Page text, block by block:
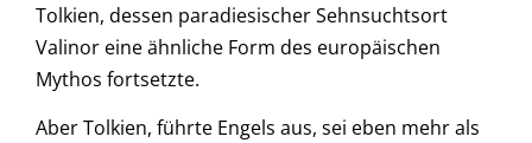
Tolkien, dessen paradiesischer Sehnsuchtsort
Valinor eine ähnliche Form des europäischen
Mythos fortsetzte.
Aber Tolkien, führte Engels aus, sei eben mehr als